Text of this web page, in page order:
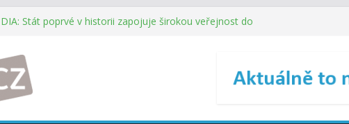
Digitalizace otevírá novou cestu. Malé obce nemusí zanikat,
testování digitálních služeb
DIA: Informační systém dlouhodobého řízení (ISDŘ) je od
července v plném provozu
RVIS – Výbor pro architekturu a řízení ICT zveřejnil materiály
z nového jednání